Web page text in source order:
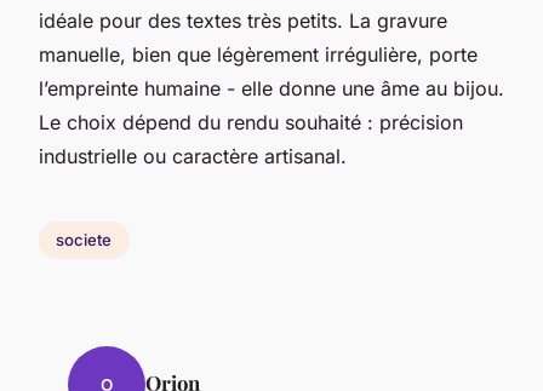
idéale pour des textes très petits. La gravure
manuelle, bien que légèrement irrégulière, porte
l’empreinte humaine - elle donne une âme au bijou.
Le choix dépend du rendu souhaité : précision
industrielle ou caractère artisanal.
societe
O Orion